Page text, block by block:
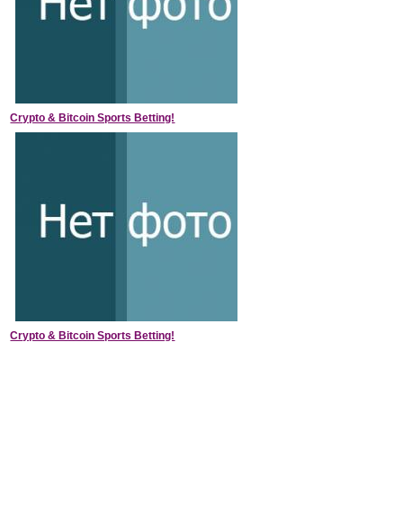
Crypto & Bitcoin Sports Betting!
Crypto & Bitcoin Sports Betting!